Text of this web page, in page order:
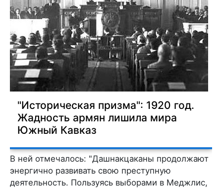
"Историческая призма": 1920 год.
Жадность армян лишила мира
Южный Кавказ
В ней отмечалось: "Дашнакцаканы продолжают
энергично развивать свою преступную
деятельность. Пользуясь выборами в Меджлис,